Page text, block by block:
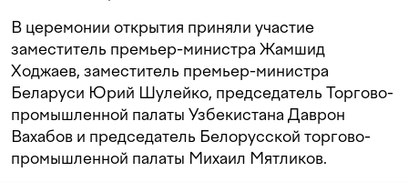
В церемонии открытия приняли участие
заместитель премьер-министра Жамшид
Ходжаев, заместитель премьер-министра
Беларуси Юрий Шулейко, председатель Торгово-
промышленной палаты Узбекистана Даврон
Вахабов и председатель Белорусской торгово-
промышленной палаты Михаил Мятликов.